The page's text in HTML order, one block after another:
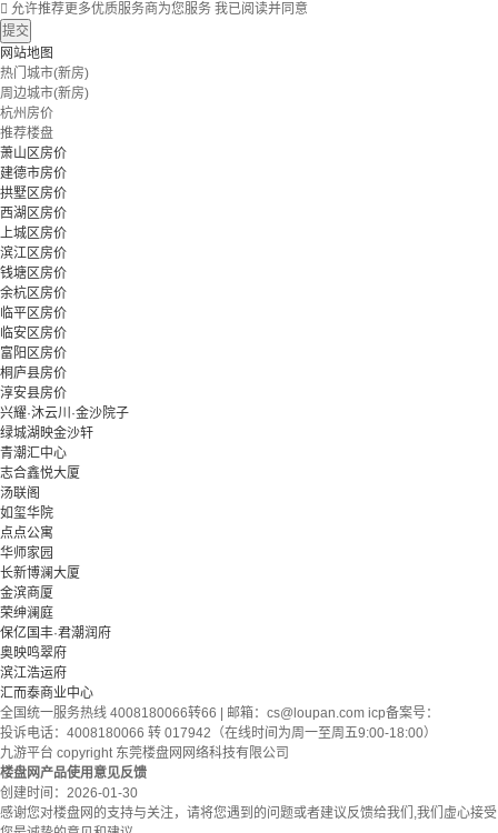
 允许推荐更多优质服务商为您服务 我已阅读并同意
提交
网站地图
热门城市(新房)
周边城市(新房)
杭州房价
推荐楼盘
萧山区房价
建德市房价
拱墅区房价
西湖区房价
上城区房价
滨江区房价
钱塘区房价
余杭区房价
临平区房价
临安区房价
富阳区房价
桐庐县房价
淳安县房价
兴耀·沐云川·金沙院子
绿城湖映金沙轩
青潮汇中心
志合鑫悦大厦
汤联阁
如玺华院
点点公寓
华师家园
长新博澜大厦
金滨商厦
荣绅澜庭
保亿国丰·君潮润府
奥映鸣翠府
滨江浩运府
汇而泰商业中心
全国统一服务热线 4008180066转66 | 邮箱： cs@loupan.com icp备案号：
投诉电话：4008180066 转 017942（在线时间为周一至周五9:00-18:00）
九游平台 copyright 东莞楼盘网网络科技有限公司
楼盘网产品使用意见反馈
创建时间： 2026-01-30
感谢您对楼盘网的支持与关注，请将您遇到的问题或者建议反馈给我们,我们虚心接受